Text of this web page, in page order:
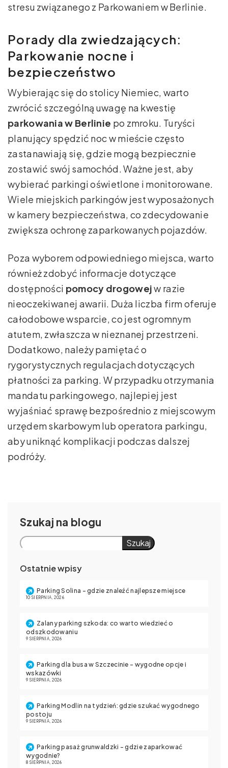
stresu związanego z Parkowaniem w Berlinie.
Porady dla zwiedzających:
Parkowanie nocne i
bezpieczeństwo
Wybierając się do stolicy Niemiec, warto
zwrócić szczególną uwagę na kwestię
parkowania w Berlinie po zmroku. Turyści
planujący spędzić noc w mieście często
zastanawiają się, gdzie mogą bezpiecznie
zostawić swój samochód. Ważne jest, aby
wybierać parkingi oświetlone i monitorowane.
Wiele miejskich parkingów jest wyposażonych
w kamery bezpieczeństwa, co zdecydowanie
zwiększa ochronę zaparkowanych pojazdów.
Poza wyborem odpowiedniego miejsca, warto
również zdobyć informacje dotyczące
dostępności pomocy drogowejw razie
nieoczekiwanej awarii. Duża liczba firm oferuje
całodobowe wsparcie, co jest ogromnym
atutem, zwłaszcza w nieznanej przestrzeni.
Dodatkowo, należy pamiętać o
rygorystycznych regulacjach dotyczących
płatności za parking. W przypadku otrzymania
mandatu parkingowego, najlepiej jest
wyjaśniać sprawę bezpośrednio z miejscowym
urzędem skarbowym lub operatora parkingu,
aby uniknąć komplikacji podczas dalszej
podróży.
Szukaj
Szukaj
Ostatnie wpisy
Parking Solina – gdzie znaleźć najlepsze miejsce
10 SIERPNIA, 2026
Zalany parking szkoda: co warto wiedzieć o
odszkodowaniu
9 SIERPNIA, 2026
Parking dla busa w Szczecinie – wygodne opcje i
wskazówki
9 SIERPNIA, 2026
Parking Modlin na tydzień: gdzie szukać wygodnego
postoju
9 SIERPNIA, 2026
Parking pasaż grunwaldzki – gdzie zaparkować
wygodnie?
8 SIERPNIA, 2026